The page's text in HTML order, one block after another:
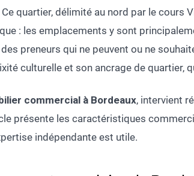
quartier, délimité au nord par le cours
: les emplacements y sont
preneurs qui ne peuvent ou ne
culturelle et son ancrage de quartier,
commercial à Bordeaux, intervient
présente les caractéristiques
indépendante est utile.